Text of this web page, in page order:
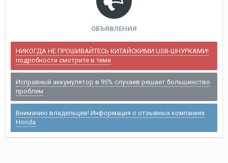
ОБЪЯВЛЕНИЯ
НИКОГДА НЕ ПРОШИВАЙТЕСЬ КИТАЙСКИМИ USB-ШНУРКАМИ!
подробности смотрите в теме
Исправный аккумулятор в 95% случаев решает большинство
проблем
Вниманию владельцев! Информация о отзывных компаниях
Honda